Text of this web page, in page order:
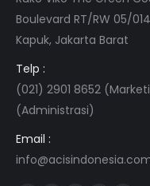
Boulevard RT/RW 05/
Kapuk, Jakarta Barat
Telp :
(021) 2901 8652
(Administrasi)
Email :